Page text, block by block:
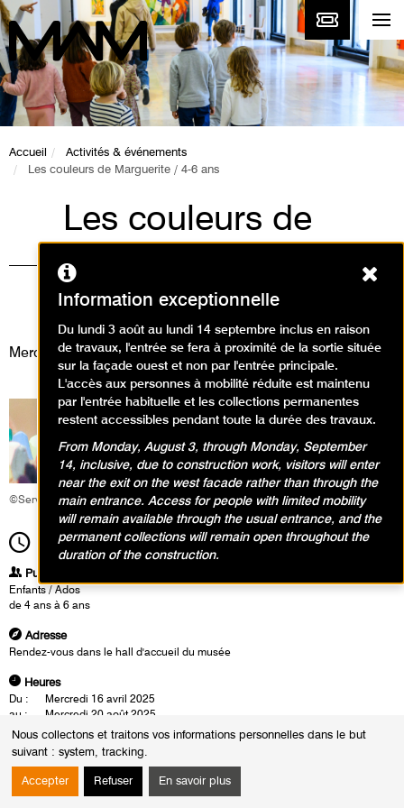
Nous collectons et traitons vos informations personnelles dans le but
suivant : system, tracking.
Accepter Refuser En savoir plus
Accueil
Activités & événements
Les couleurs de Marguerite / 4-6 ans
Les couleurs de
Marguerite / 4-6 ans
Animations / Atelier arts
Mercredi 9 juillet 2025
©Service éducatif et culturel
11h00 Durée1h30
Publics
Enfants / Ados
de 4 ans à 6 ans
Adresse
Rendez-vous dans le hall d'accueil du musée
Heures
Du :
Mercredi 16 avril 2025
au :
Mercredi 20 août 2025
Le :
Mercredi 9 juillet 2025 de 11h00 à 12h30
Mercredi 16 juillet 2025 de 11h00 à 12h30
Mercredi 23 juillet 2025 de 11h00 à 12h30
Mercredi 13 août 2025 de 11h00 à 12h30
Information exceptionnelle
Du lundi 3 août au lundi 14 septembre inclus en raison
de travaux, l'entrée se fera à proximité de la sortie située
sur la façade ouest et non par l'entrée principale.
L'accès aux personnes à mobilité réduite est maintenu
par l'entrée habituelle et les collections permanentes
restent accessibles pendant toute la durée des travaux.
From Monday, August 3, through Monday, September
14, inclusive, due to construction work, visitors will enter
near the exit on the west facade rather than through the
main entrance. Access for people with limited mobility
will remain available through the usual entrance, and the
permanent collections will remain open throughout the
duration of the construction.